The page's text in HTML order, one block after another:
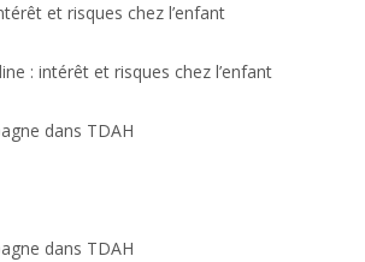
et risques chez l’enfant
: intérêt et risques chez l’enfant
dans TDAH
dans TDAH